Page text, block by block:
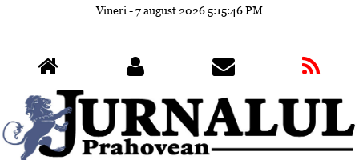
Vineri - 7 august 2026 5:15:49 PM